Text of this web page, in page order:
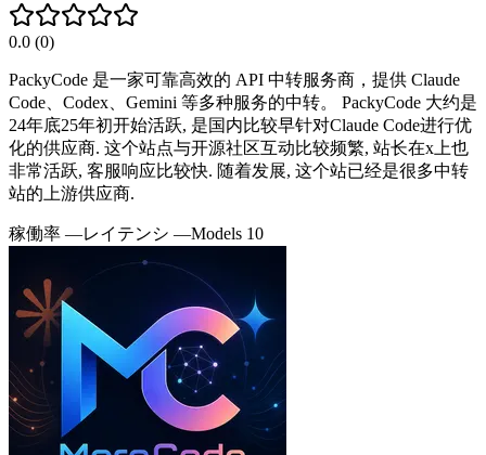
0.0 (0)
PackyCode 是一家可靠高效的 API 中转服务商，提供 Claude
Code、Codex、Gemini 等多种服务的中转。 PackyCode 大约是
24年底25年初开始活跃, 是国内比较早针对Claude Code进行优
化的供应商. 这个站点与开源社区互动比较频繁, 站长在x上也
非常活跃, 客服响应比较快. 随着发展, 这个站已经是很多中转
站的上游供应商.
稼働率 —レイテンシ —Models 10